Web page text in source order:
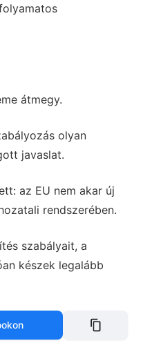
átmegy.
olyan
javaslat.
az EU nem akar új
rendszerében.
szabályait, a
készek legalább